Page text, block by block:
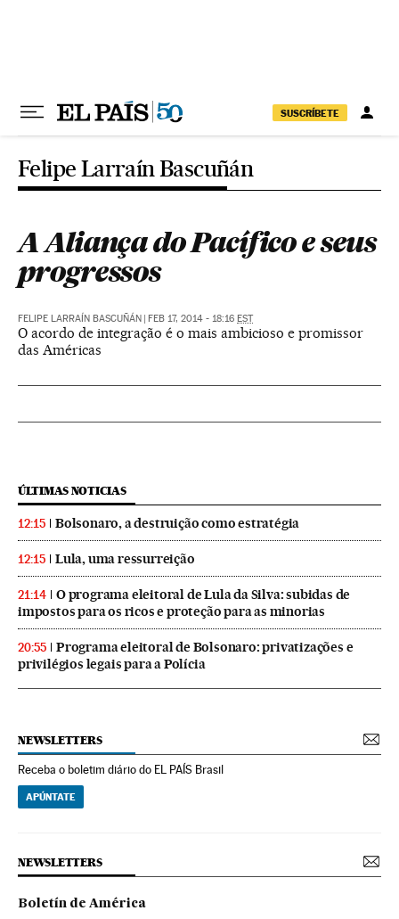
SUSCRÍBETE
Felipe Larraín Bascuñán
A Aliança do Pacífico e seus
progressos
FELIPE LARRAÍN BASCUÑÁN | FEB 17, 2014 - 18:16 EST
O acordo de integração é o mais ambicioso e promissor
das Américas
ÚLTIMAS NOTICIAS
12:15 Bolsonaro, a destruição como estratégia
12:15 Lula, uma ressurreição
21:14
O programa eleitoral de Lula da Silva: subidas de
impostos para os ricos e proteção para as minorias
20:55
Programa eleitoral de Bolsonaro: privatizações e
privilégios legais para a Polícia
NEWSLETTERS
Receba o boletim diário do EL PAÍS Brasil
APÚNTATE
NEWSLETTERS
Boletín de América